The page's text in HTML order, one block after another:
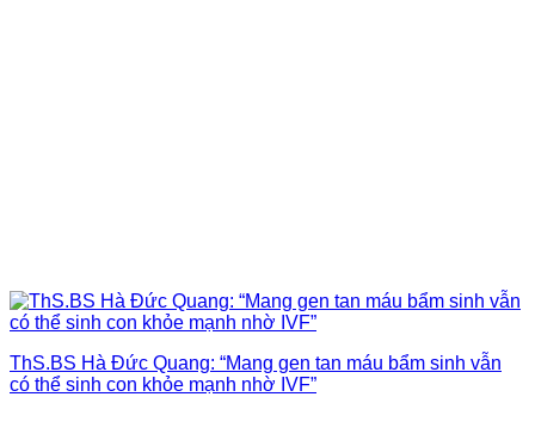
ThS.BS Hà Đức Quang: “Mang gen tan máu bẩm sinh vẫn
có thể sinh con khỏe mạnh nhờ IVF”